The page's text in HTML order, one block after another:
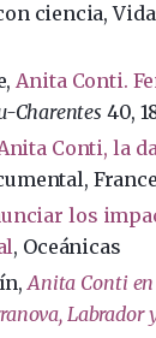
ciencia,
Anita Conti.
Charentes 40,
Conti, la
los
, Oceánicas
Anita Conti en
Labrador